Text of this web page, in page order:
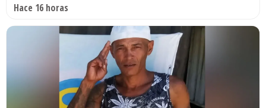
Hace 16 horas